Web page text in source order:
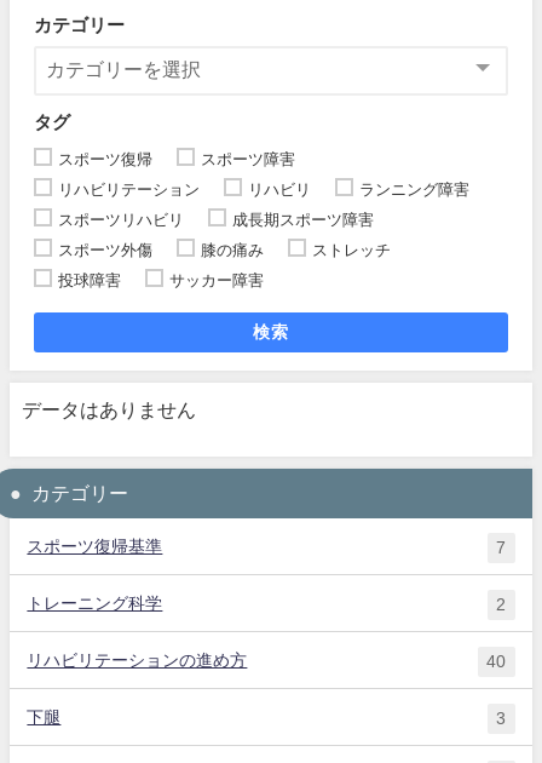
カテゴリー
タグ
スポーツ復帰
スポーツ障害
リハビリテーション
リハビリ
ランニング障害
スポーツリハビリ
成長期スポーツ障害
スポーツ外傷
膝の痛み
ストレッチ
投球障害
サッカー障害
検索
データはありません
カテゴリー
スポーツ復帰基準 7
トレーニング科学 2
リハビリテーションの進め方 40
下腿 3